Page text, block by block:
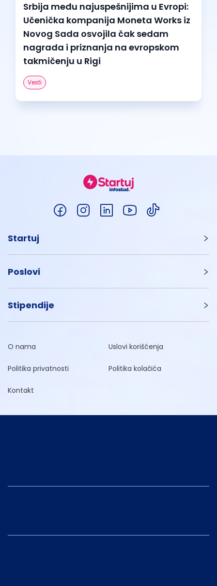
Srbija među najuspešnijima u Evropi:
Učenička kompanija Moneta Works iz
Novog Sada osvojila čak sedam
nagrada i priznanja na evropskom
takmičenju u Rigi
Vesti
Startuj
Poslovi
Stipendije
O nama Uslovi korišćenja
Politika privatnosti Politika kolačića
Kontakt